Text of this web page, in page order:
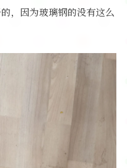
，因为玻璃钢的没有这么